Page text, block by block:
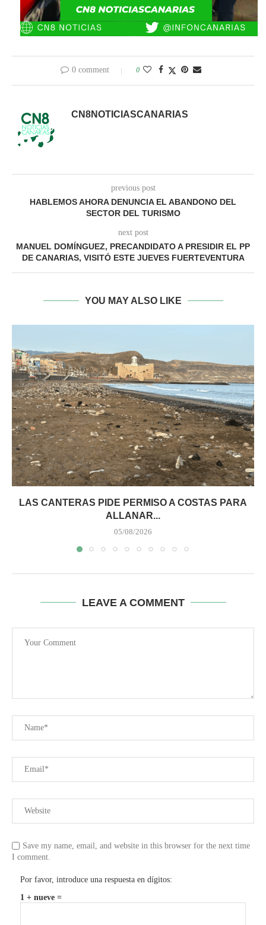
0 comment 0
CN8NOTICIASCANARIAS
previous post
HABLEMOS AHORA DENUNCIA EL ABANDONO DEL
SECTOR DEL TURISMO
next post
MANUEL DOMÍNGUEZ, PRECANDIDATO A PRESIDIR EL PP
DE CANARIAS, VISITÓ ESTE JUEVES FUERTEVENTURA
YOU MAY ALSO LIKE
LAS CANTERAS PIDE PERMISO A COSTAS PARA
ALLANAR...
05/08/2026
LEAVE A COMMENT
Save my name, email, and website in this browser for the next time
I comment.
Por favor, introduce una respuesta en dígitos:
1 + nueve =